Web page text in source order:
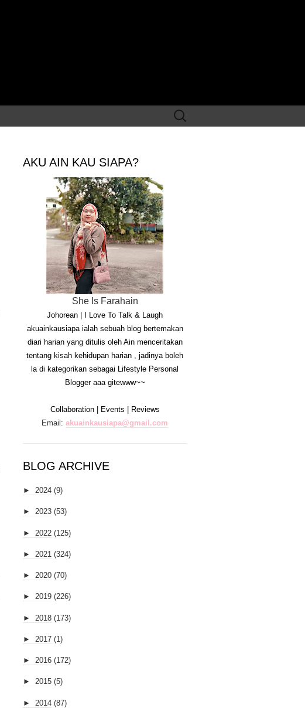
Search
for:
AKU AIN KAU SIAPA?
She Is Farahain
Johorean | I Love To Talk & Laugh
akuainkausiapa ialah sebuah blog bertemakan
diari harian yang ditulis oleh Ain menceritakan
tentang kisah kehidupan harian , jadinya boleh
la di kategorikan sebagai Lifestyle Personal
Blogger aaa gitewww~~
Collaboration | Events | Reviews
Email: akuainkausiapa@gmail.com
BLOG ARCHIVE
► 2024 (9)
► 2023 (53)
► 2022 (125)
► 2021 (324)
► 2020 (70)
► 2019 (226)
► 2018 (173)
► 2017 (1)
► 2016 (172)
► 2015 (5)
► 2014 (87)